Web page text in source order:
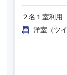
２名１室利用
洋室（ツ